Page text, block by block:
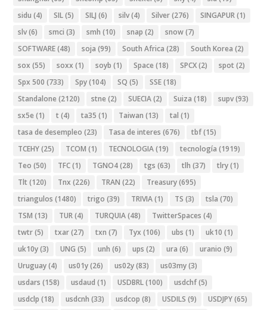
sidu (4) SIL(5) SILJ (6) silv(4) Silver(276) SINGAPUR(1)
slv(6) smci (3) smh (10) snap (2) snow(7)
SOFTWARE(48) soja (99) South Africa (28) South Korea (2)
sox (55) soxx (1) soyb (1) Space (18) SPCX(2) spot (2)
Spx 500 (733) Spy(104) SQ (5) SSE(18)
Standalone (2120) stne (2) SUECIA(2) Suiza (18) supv(93)
sx5e (1) t (4) ta35 (1) Taiwan (13) tal (1)
tasa de desempleo (23) Tasa de interes (676) tbf(15)
TCEHY(25) TCOM (1) TECNOLOGIA(19) tecnología (1919)
Teo (50) TFC(1) TGNO4(28) tgs (63) tlh (37) tlry(1)
Tlt (120) Tnx (226) TRAN (22) Treasury(695)
triangulos (1480) trigo (39) TRIVIA(1) TS (3) tsla (70)
TSM (13) TUR(4) TURQUIA(48) TwitterSpaces (4)
twtr(5) txar(27) txn (7) Tyx (106) ubs (1) uk10 (1)
uk10y(3) UNG (5) unh (6) ups (2) ura (6) uranio (9)
Uruguay(4) us01y(26) us02y(83) us03my(3)
usdars (158) usdaud (1) USDBRL(100) usdchf(5)
usdclp (18) usdcnh (33) usdcop (8) USDILS (9) USDJPY(65)